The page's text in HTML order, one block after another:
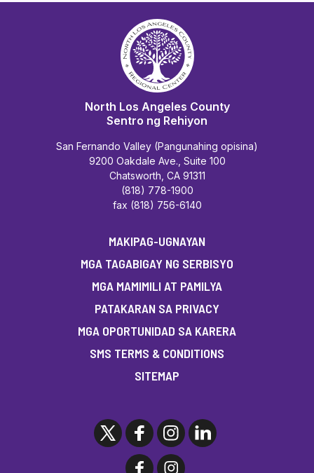
North Los Angeles County
Sentro ng Rehiyon
San Fernando Valley (Pangunahing opisina)
9200 Oakdale Ave., Suite 100
Chatsworth, CA 91311
(818) 778-1900
fax (818) 756-6140
MAKIPAG-UGNAYAN
MGA TAGABIGAY NG SERBISYO
MGA MAMIMILI AT PAMILYA
PATAKARAN SA PRIVACY
MGA OPORTUNIDAD SA KARERA
SMS TERMS & CONDITIONS
SITEMAP